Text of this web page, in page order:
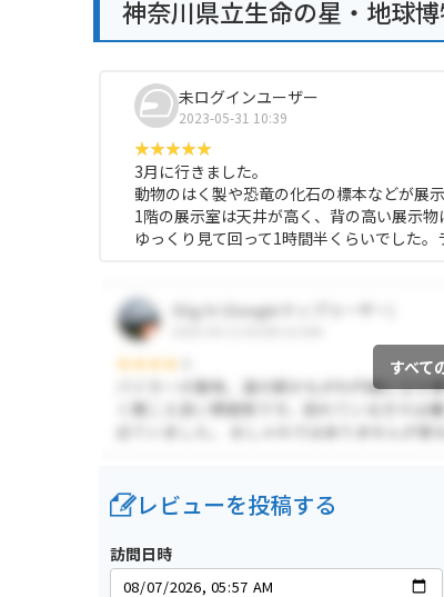
神奈川県立生命の星・地球
未ログインユーザー
2023-05-31 10:39
3月に行きました。
動物のはく製や恐竜の化石の標本などが展
1階の展示室は天井が高く、背の高い展示物
ゆっくり見て回って1時間半くらいでした
すべて
レビューを投稿する
訪問日時